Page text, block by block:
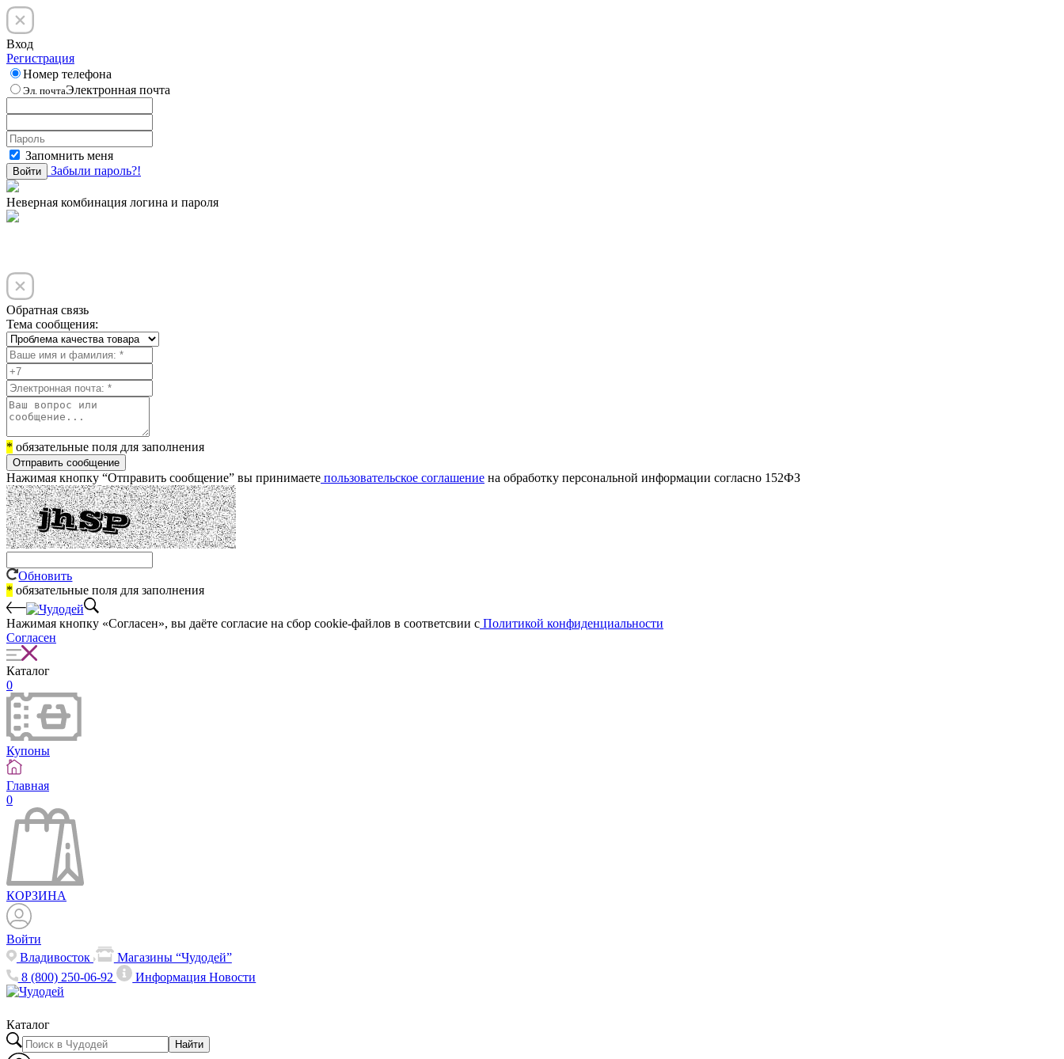
Вход
Регистрация
Номер телефона
Эл. почтаЭлектронная почта
Запомнить меня
Войти Забыли пароль?!
Неверная комбинация логина и пароля
Обратная связь
Тема сообщения:
* обязательные поля для заполнения
Отправить сообщение
Нажимая кнопку “Отправить сообщение” вы принимаете пользовательское соглашение на обработку персональной информации согласно 152ФЗ
Обновить
* обязательные поля для заполнения
Нажимая кнопку «Согласен», вы даёте cогласие на сбор cookie-файлов в соответсвии с Политикой конфиденциальности
Согласен
Каталог
0
Купоны
Главная
0
КОРЗИНА
Войти
Владивосток
Магазины “Чудодей”
8 (800) 250-06-92
ИнформацияНовости
Каталог
Найти